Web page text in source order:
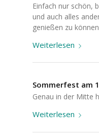
Einfach nur schön,
und auch alles
genießen zu
Weiterlesen
Sommerfest am
Genau in der Mitte
Weiterlesen